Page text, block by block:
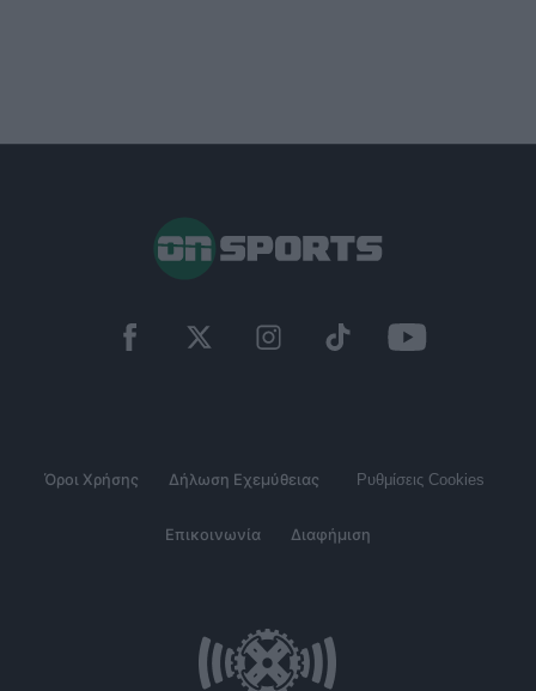
Όροι Χρήσης Δήλωση Εχεμύθειας Ρυθμίσεις Cookies
Επικοινωνία Διαφήμιση